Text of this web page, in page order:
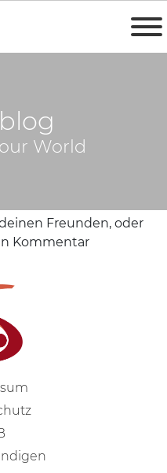
World
Freunden, oder
Kommentar